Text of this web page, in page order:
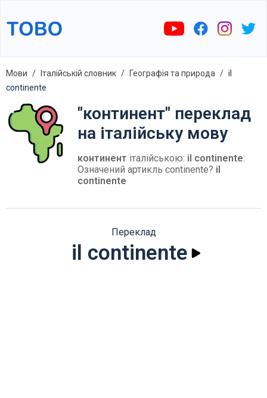
Мови Італійській словник Географія та природа
il
continente
"континент" переклад
на італійську мову
континент італійською: il continente.
Означений артикль continente? il
continente
Переклад
il continente